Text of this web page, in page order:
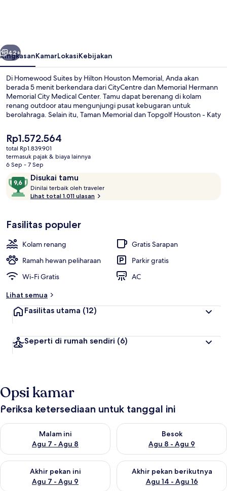
Memorial
Berikutnya
42+
RingkasanKamarLokasiKebijakan
Di Homewood Suites by Hilton Houston Memorial, Anda akan
berada 5 menit berkendara dari CityCentre dan Memorial Hermann
Memorial City Medical Center. Tamu dapat berenang di kolam
renang outdoor atau mengunjungi pusat kebugaran untuk
berolahraga. Selain itu, Taman Memorial dan Topgolf Houston - Katy
dengan staf dan sarapan.
Harga
saat
ini
Rp1.572.564
Rp1.572.564
total Rp1.839.901
termasuk pajak & biaya lainnya
6 Sep - 7 Sep
Ulasan Disukai tamu
9,6
dari
10,
tamu
Dinilai terbaik oleh traveler
i
l
v
e
l
Lihat total 1.011 ulasan
Fasilitas populer
Kolam renang
Gratis Sarapan
Ramah hewan peliharaan
Parkir gratis
Wi-Fi Gratis
AC
Lihat semua
Fasilitas utama (12)
Seperti di rumah sendiri (6)
Opsi kamar
Periksa ketersediaan untuk tanggal ini
Malam ini
Agu 7 - Agu 8
Periksa ketersediaan untuk malam ini Agu 7 - Agu 8
Besok
Agu 8 - Agu 9
Periksa ketersediaan untuk
Akhir pekan ini
Agu 7 - Agu 9
Periksa ketersediaan untuk akhir pekan ini Agu 7 - Agu 9
Akhir pekan berikutnya
Agu 14 - Agu 16
Periksa ketersediaan untuk